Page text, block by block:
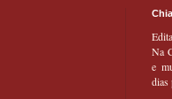
Na
e
dias